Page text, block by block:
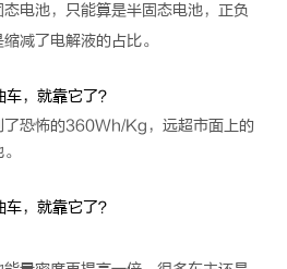
态电池，只能算是半固态电池，正负
减了电解液的占比。
了恐怖的360Wh/Kg，远超市面上的